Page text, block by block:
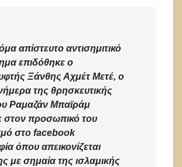
απίστευτο αντισημιτικό
επιδόθηκε ο
Ξάνθης Αχμέτ Μετέ, ο
της θρησκευτικής
Ραμαζάν Μπαϊράμ
στον προσωπικό του
στο facebook
όπου απεικονίζεται
με σημαία της ισλαμικής